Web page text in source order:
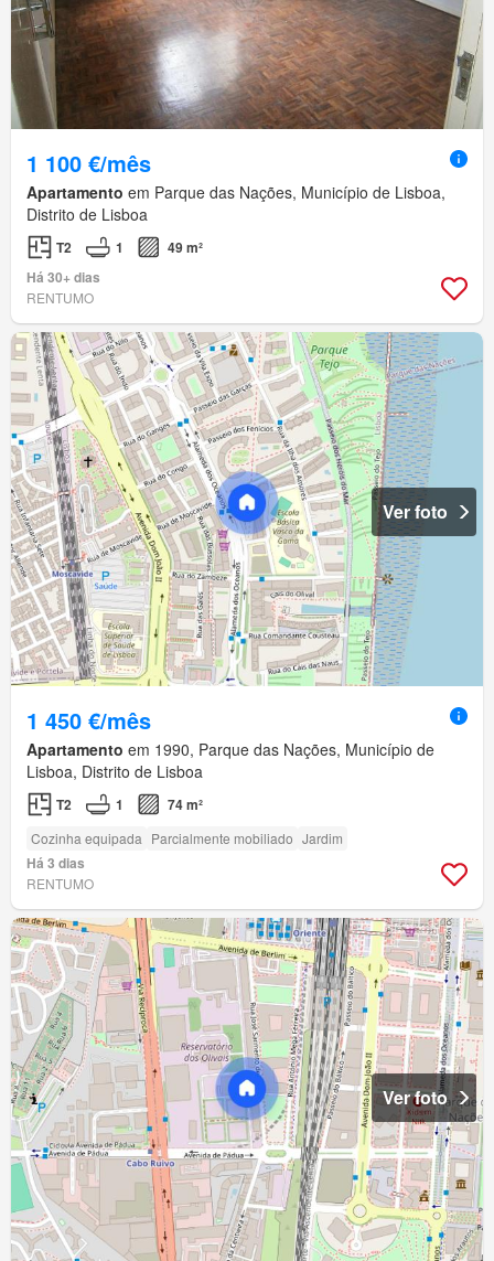
1 100 €/mês
Apartamento em Parque das Nações, Município de Lisboa,
Distrito de Lisboa
T2 1
49 m²
Há 30+ dias
RENTUMO
Ver foto
1 450 €/mês
Apartamento em 1990, Parque das Nações, Município de
Lisboa, Distrito de Lisboa
T2 1 74 m²
Cozinha equipada Parcialmente mobiliado Jardim
Há 3 dias
RENTUMO
Ver foto